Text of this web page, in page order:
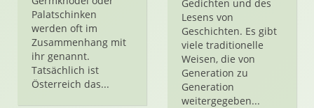
Palatschinken
werden oft im
Zusammenhang mit
ihr genannt.
Tatsächlich ist
Österreich das...
Gedichten und des
Lesens von
Geschichten. Es gibt
viele traditionelle
Weisen, die von
Generation zu
Generation
weitergegeben...